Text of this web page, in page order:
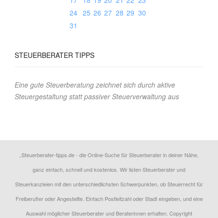
24 25 26 27 28 29 30
31
STEUERBERATER TIPPS
Eine gute Steuerberatung zeichnet sich durch aktive
Steuergestaltung statt passiver Steuerverwaltung aus
„Steuerberater-tipps.de - die Online-Suche für Steuerberater in deiner Nähe,
ganz einfach, schnell und kostenlos. Wir listen Steuerberater und
Steuerkanzleien mit den unterschiedlichsten Schwerpunkten, ob Steuerrecht für
Freiberufler oder Angestellte. Einfach Postleitzahl oder Stadt eingeben, und eine
Auswahl möglicher Steuerberater und Beraterinnen erhalten. Copyright